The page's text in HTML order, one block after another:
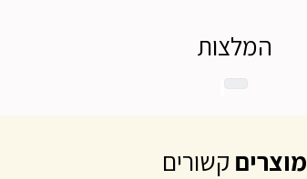
המלצות
מוצרים קשורים